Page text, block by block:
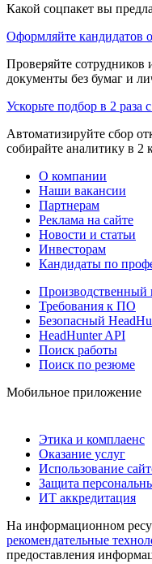
Какой соцпакет вы
Оформляйте кандидатов
Проверяйте
документы без бумаг и
Ускорьте подбор в 2 раза
Автоматизируйте сбор
собирайте аналитику в 2
О компании
Наши вакансии
Партнерам
Реклама на сайте
Новости и статьи
Инвесторам
Кандидаты по
Производственный
Требования к ПО
Безопасный
HeadHunter API
Поиск работы
Поиск по резюме
Мобильное приложение
Этика и комплаенс
Оказание услуг
Использование
Защита
ИТ аккредитация
На информационном
рекомендательные
предоставления